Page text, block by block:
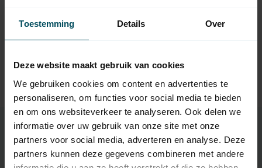
Toestemming Details Over
Deze website maakt gebruik van cookies
We gebruiken cookies om content en advertenties te
personaliseren, om functies voor social media te bieden
en om ons websiteverkeer te analyseren. Ook delen we
informatie over uw gebruik van onze site met onze
partners voor social media, adverteren en analyse. Deze
partners kunnen deze gegevens combineren met andere
Ergänzende Produkte
TypeError: Failed to fetch
https://www.rolluikonderdelen.nl/de/marken/eigenmark
Eigenschaften